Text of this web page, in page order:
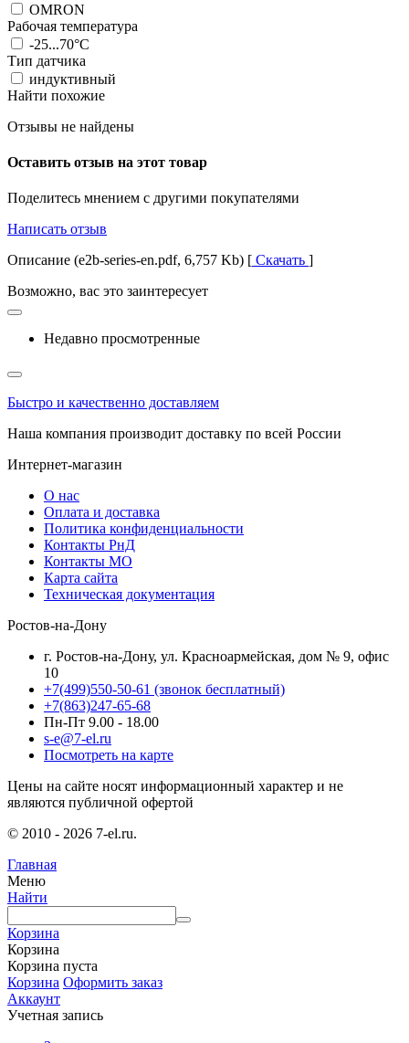
OMRON
Рабочая температура
-25...70°C
Тип датчика
индуктивный
Найти похожие
Отзывы не найдены
Оставить отзыв на этот товар
Поделитесь мнением с другими покупателями
Написать отзыв
Описание (e2b-series-en.pdf, 6,757 Kb) [ Скачать ]
Возможно, вас это заинтересует
Недавно просмотренные
Быстро и качественно доставляем
Наша компания производит доставку по всей России
Интернет-магазин
О нас
Оплата и доставка
Политика конфиденциальности
Контакты РнД
Контакты МО
Карта сайта
Техническая документация
Ростов-на-Дону
г. Ростов-на-Дону, ул. Красноармейская, дом № 9, офис
10
+7(499)550-50-61 (звонок бесплатный)
+7(863)247-65-68
Пн-Пт 9.00 - 18.00
s-e@7-el.ru
Посмотреть на карте
Цены на сайте носят информационный характер и не
являются публичной офертой
© 2010 - 2026 7-el.ru.
Главная
Меню
Найти
Корзина
Корзина
Корзина пуста
Корзина Оформить заказ
Аккаунт
Учетная запись